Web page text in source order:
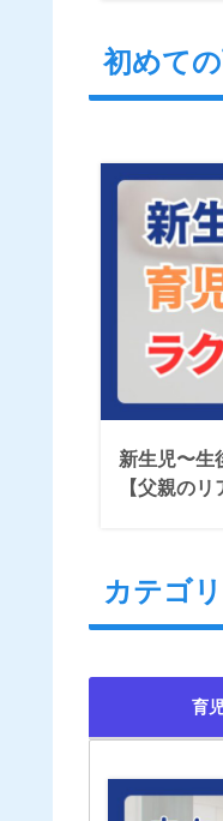
初めて
新生児〜生
【父親のリ
カテゴ
育